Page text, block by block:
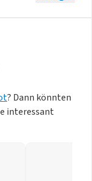
? Dann könnten
interessant